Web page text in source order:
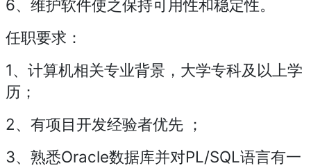
6、维护软件使之保持可用性和稳定性。
任职要求：
1、计算机相关专业背景，大学专科及以上学
历；
2、有项目开发经验者优先 ；
3、熟悉Oracle数据库并对PL/SQL语言有一